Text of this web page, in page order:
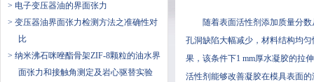
> 电子变压器油的界面张力
> 变压器油界面张力检测方法之准确性对
比
> 纳米沸石咪唑酯骨架ZIF-8颗粒的油水界
面张力和接触角测定及岩心驱替实验
随着表面活性剂添加质量分
孔洞缺陷大幅减少，材料结构均
果，该条件下1 mm厚水凝胶的拉
活性剂能够改善凝胶在模具表面